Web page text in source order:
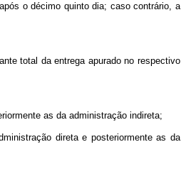
o décimo quinto dia; caso contrário, a
total da entrega apurado no respectivo
as da administração indireta;
direta e posteriormente as da